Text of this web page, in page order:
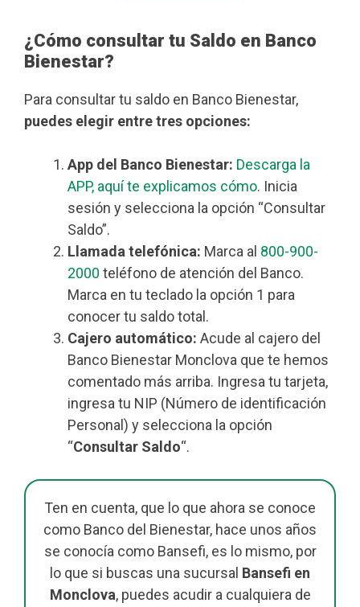
¿Cómo consultar tu Saldo en Banco
Bienestar?
Para consultar tu saldo en Banco Bienestar,
puedes elegir entre tres opciones:
App del Banco Bienestar: Descarga la
APP, aquí te explicamos cómo. Inicia
sesión y selecciona la opción “Consultar
Saldo”.
Llamada telefónica: Marca al 800-900-
2000 teléfono de atención del Banco.
Marca en tu teclado la opción 1 para
conocer tu saldo total.
Cajero automático: Acude al cajero del
Banco Bienestar Monclova que te hemos
comentado más arriba. Ingresa tu tarjeta,
ingresa tu NIP (Número de identificación
Personal) y selecciona la opción
“Consultar Saldo“.
Ten en cuenta, que lo que ahora se conoce
como Banco del Bienestar, hace unos años
se conocía como Bansefi, es lo mismo, por
lo que si buscas una sucursal Bansefi en
Monclova, puedes acudir a cualquiera de